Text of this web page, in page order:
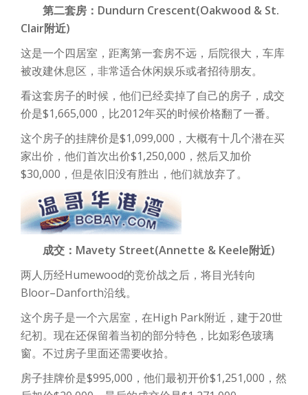
第二套房：Dundurn Crescent(Oakwood & St.
Clair附近)
这是一个四居室，距离第一套房不远，后院很大，车库
被改建休息区，非常适合休闲娱乐或者招待朋友。
看这套房子的时候，他们已经卖掉了自己的房子，成交
价是$1,665,000，比2012年买的时候价格翻了一番。
这个房子的挂牌价是$1,099,000，大概有十几个潜在买
家出价，他们首次出价$1,250,000，然后又加价
$30,000，但是依旧没有胜出，他们就放弃了。
成交：Mavety Street(Annette & Keele附近)
两人历经Humewood的竞价战之后，将目光转向
Bloor–Danforth沿线。
这个房子是一个六居室，在High Park附近，建于20世
纪初。现在还保留着当初的部分特色，比如彩色玻璃
窗。不过房子里面还需要收拾。
房子挂牌价是$995,000，他们最初开价$1,251,000，然